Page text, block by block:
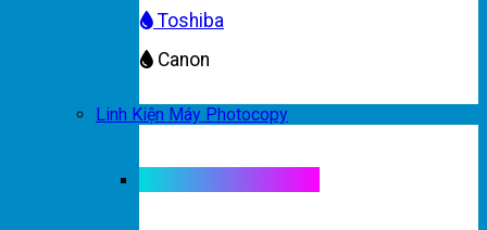
Toshiba
Canon
Linh Kiện Máy Photocopy